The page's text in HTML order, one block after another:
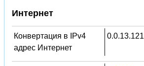
Интернет
Конвертация в IPv4
адрес Интернет
0.0.13.121